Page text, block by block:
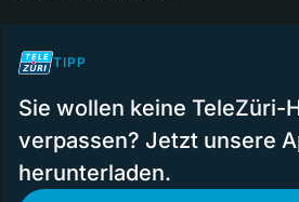
TIPP
Sie wollen keine TeleZüri-
verpassen? Jetzt unsere
herunterladen.